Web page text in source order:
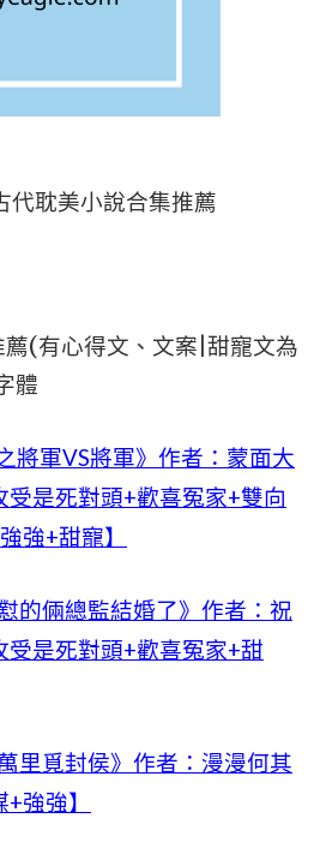
代耽美小說合集推薦
(有心得文、文案|甜寵文為
體
將軍VS將軍》作者：蒙面大
是死對頭+歡喜冤家+雙向
強+甜寵】
懟的倆總監結婚了》作者：祝
受是死對頭+歡喜冤家+甜
萬里覓封侯》作者：漫漫何其
強強】